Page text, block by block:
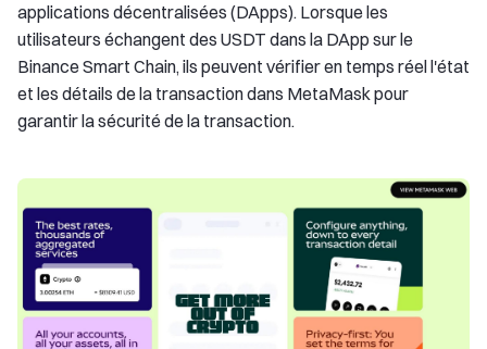
applications décentralisées (DApps). Lorsque les
utilisateurs échangent des USDT dans la DApp sur le
Binance Smart Chain, ils peuvent vérifier en temps réel l'état
et les détails de la transaction dans MetaMask pour
garantir la sécurité de la transaction.